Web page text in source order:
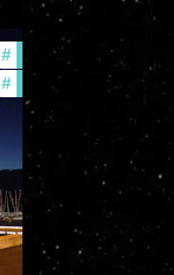
#community
#ccptv